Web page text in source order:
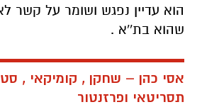
הוא עדיין נפגש ושומר על קשר
שהוא בת''א .
אסי כהן – שחקן , קומיקאי ,
תסריטאי ופרזנטור